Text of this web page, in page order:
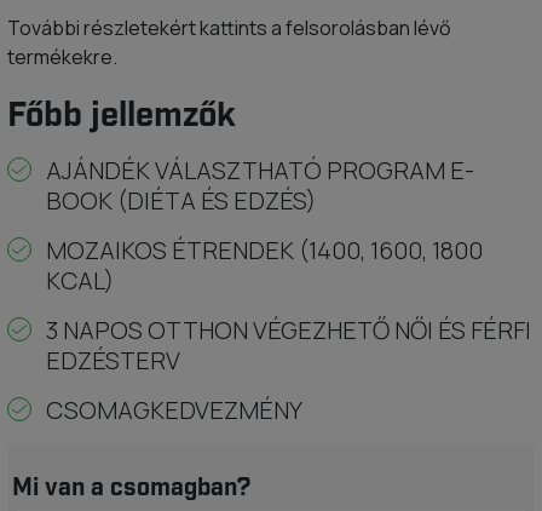
További részletekért kattints a felsorolásban lévő
termékekre.
Főbb jellemzők
AJÁNDÉK VÁLASZTHATÓ PROGRAM E-
BOOK (DIÉTA ÉS EDZÉS)
MOZAIKOS ÉTRENDEK (1400, 1600, 1800
KCAL)
3 NAPOS OTTHON VÉGEZHETŐ NŐI ÉS FÉRFI
EDZÉSTERV
CSOMAGKEDVEZMÉNY
Mi van a csomagban?